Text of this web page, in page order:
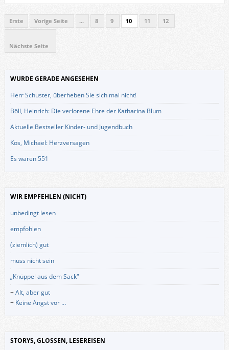
Erste Vorige Seite ... 8 9 10 11 12
Nächste Seite
WURDE GERADE ANGESEHEN
Herr Schuster, überheben Sie sich mal nicht!
Böll, Heinrich: Die verlorene Ehre der Katharina Blum
Aktuelle Bestseller Kinder- und Jugendbuch
Kos, Michael: Herzversagen
Es waren 551
WIR EMPFEHLEN (NICHT)
unbedingt lesen
empfohlen
(ziemlich) gut
muss nicht sein
„Knüppel aus dem Sack“
+Alt, aber gut
+ Keine Angst vor …
STORYS, GLOSSEN, LESEREISEN